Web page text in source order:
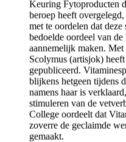
Keuring Fytoproducten
beroep heeft
met te oordelen dat
bedoelde oordeel van
aannemelijk maken.
Scolymus (artisjok)
gepubliceerd.
blijkens hetgeen tijdens
namens haar is
stimuleren van de
College oordeelt dat
zoverre de geclaimde
gemaakt.